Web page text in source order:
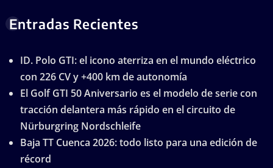
Entradas Recientes
ID. Polo GTI: el icono aterriza en el mundo eléctrico
con 226 CV y +400 km de autonomía
El Golf GTI 50 Aniversario es el modelo de serie con
tracción delantera más rápido en el circuito de
Nürburgring Nordschleife
Baja TT Cuenca 2026: todo listo para una edición de
récord